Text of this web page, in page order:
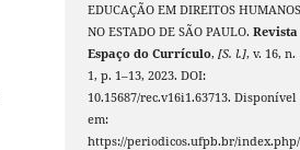
EDUCAÇÃO EM DIREITOS HUMANOS
NO ESTADO DE SÃO PAULO.Revista
Espaço do Currículo,[S. l.], v. 16, n.
1, p. 1–13, 2023. DOI:
10.15687/rec.v16i1.63713. Disponível
em:
https://periodicos.ufpb.br/